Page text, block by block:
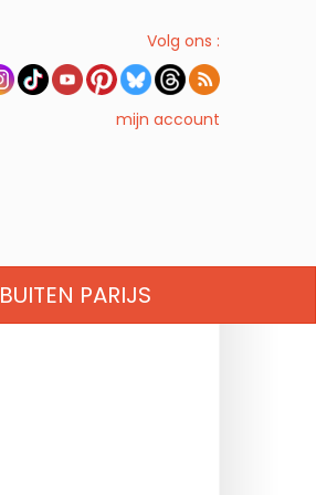
Volg ons :
mijn account
BUITEN PARIJS